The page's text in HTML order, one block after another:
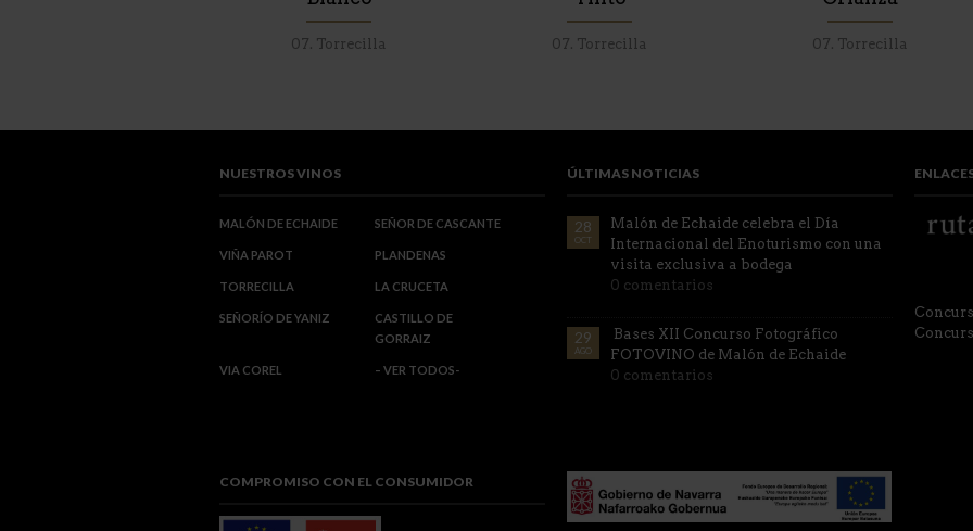
07. Torrecilla 07. Torrecilla 07. Torrecilla
NUESTROS VINOS
MALÓN DE ECHAIDE SEÑOR DE CASCANTE
VIÑA PAROT PLANDENAS
TORRECILLA LA CRUCETA
SEÑORÍO DE YANIZ
CASTILLO DE
GORRAIZ
VIA COREL – VER TODOS-
ÚLTIMAS NOTICIAS
28
OCT
Malón de Echaide celebra el Día
Internacional del Enoturismo con una
visita exclusiva a bodega
0 comentarios
29
AGO
Bases XII Concurso Fotográfico
FOTOVINO de Malón de Echaide
0 comentarios
COMPROMISO CON EL CONSUMIDOR